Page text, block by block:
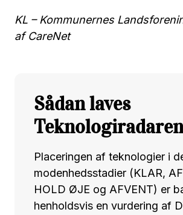
KL – Kommunernes
af CareNet
Sådan laves
Teknologiradaren
Placeringen af teknologier i
modenhedsstadier (KLAR,
HOLD ØJE og AFVENT) er
henholdsvis en vurdering af